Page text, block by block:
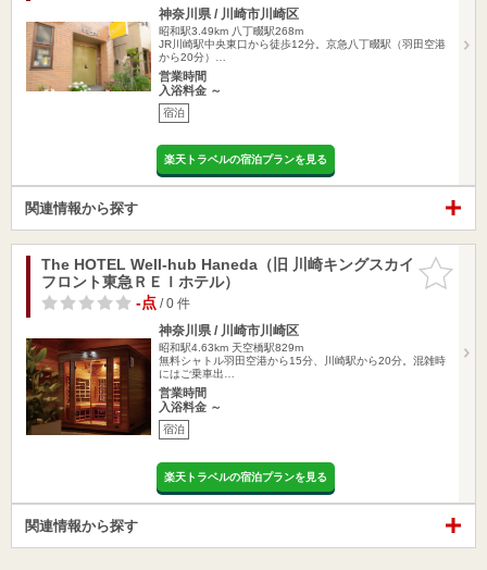
神奈川県 / 川崎市川崎区
昭和駅3.49km 八丁畷駅268m
JR川崎駅中央東口から徒歩12分。京急八丁畷駅（羽田空港
から20分）…
営業時間
入浴料金 ～
宿泊
楽天トラベルの宿泊プランを見る
関連情報から探す
お気に入
りに追加
The HOTEL Well-hub Haneda（旧 川崎キングスカイ
フロント東急ＲＥＩホテル）
-点/ 0 件
神奈川県 / 川崎市川崎区
昭和駅4.63km 天空橋駅829m
無料シャトル羽田空港から15分、川崎駅から20分。混雑時
にはご乗車出…
営業時間
入浴料金 ～
宿泊
楽天トラベルの宿泊プランを見る
関連情報から探す